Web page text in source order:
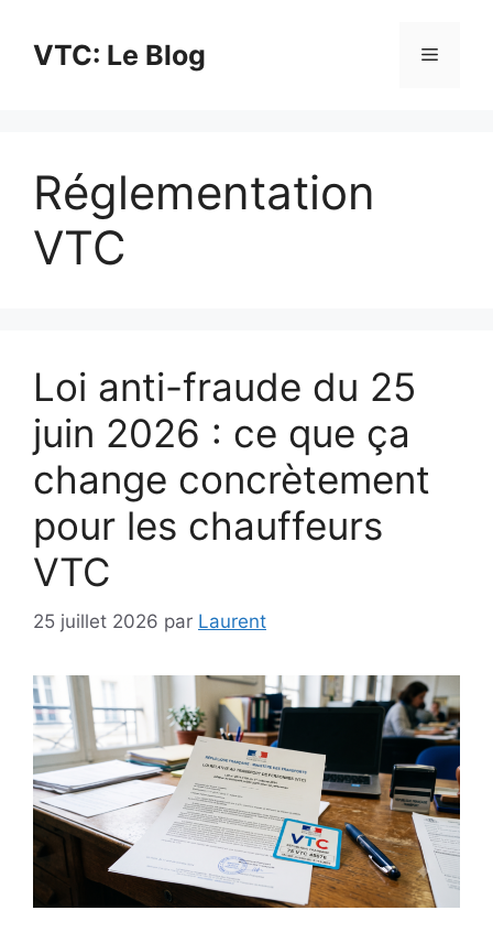
contenuVTC: Le Blog Menu
Réglementation
VTC
Loi anti-fraude du 25
juin 2026 : ce que ça
change concrètement
pour les chauffeurs
VTC
25 juillet 2026 par Laurent